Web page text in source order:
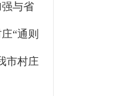
与省
“通则
市村庄